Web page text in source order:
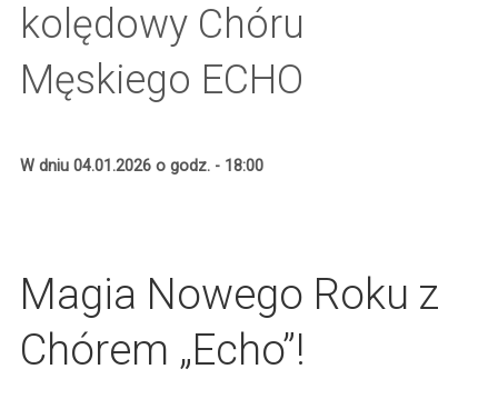
kolędowy Chóru
Męskiego ECHO
W dniu 04.01.2026 o godz. - 18:00
Magia Nowego Roku z
Chórem „Echo”!